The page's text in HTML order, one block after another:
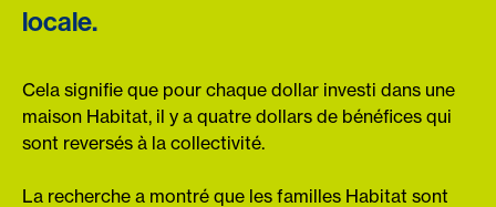
locale.
Cela signifie que pour chaque dollar investi dans une
maison Habitat, il y a quatre dollars de bénéfices qui
sont reversés à la collectivité.
La recherche a montré que les familles Habitat sont